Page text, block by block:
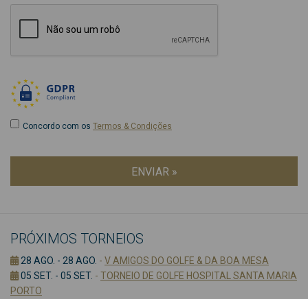
Concordo com os Termos & Condições
ENVIAR »
PRÓXIMOS TORNEIOS
28 AGO. - 28 AGO. - V AMIGOS DO GOLFE & DA BOA MESA
05 SET. - 05 SET. - TORNEIO DE GOLFE HOSPITAL SANTA MARIA
PORTO